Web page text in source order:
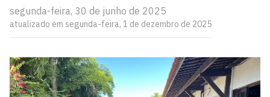
segunda-feira, 30 de junho de 2025
atualizado em segunda-feira, 1 de dezembro de 2025